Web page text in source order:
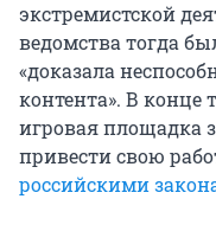
экстремистской
ведомства тогда
«доказала
контента». В конце
игровая площадка
привести свою
российскими